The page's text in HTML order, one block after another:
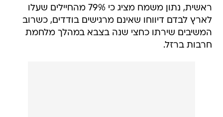
ראשית, נתון משמח מציג כי 79% מהחיילים שעלו
לארץ לבדם דיווחו שאינם מרגישים בודדים, כשרוב
המשיבים שירתו כחצי שנה בצבא במהלך מלחמת
חרבות ברזל.